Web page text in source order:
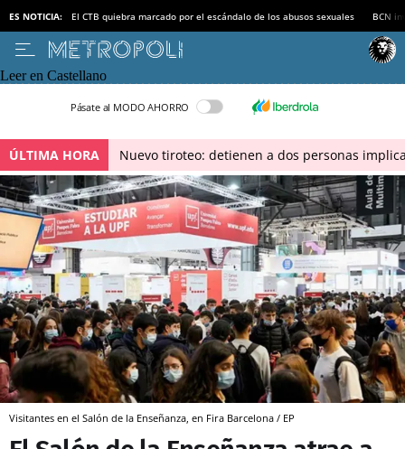
ES NOTICIA: El CTB quiebra marcado por el escándalo de los abusos sexuales BCN
Leer en Castellano
Pásate al MODO AHORRO
ÚLTIMA HORA Nuevo tiroteo: detienen a dos personas
Visitantes en el Salón de la Enseñanza, en Fira Barcelona / EP